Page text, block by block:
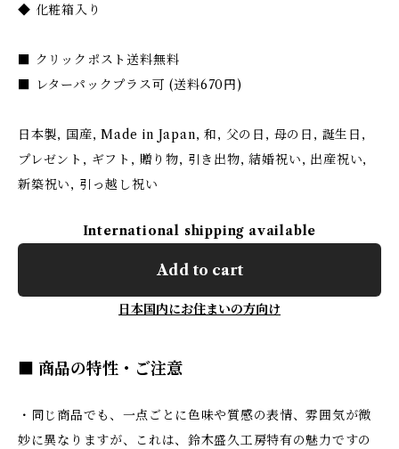
◆ 化粧箱入り
■ クリックポスト送料無料
■ レターパックプラス可 (送料670円)
日本製, 国産, Made in Japan, 和, 父の日, 母の日, 誕生日,
プレゼント, ギフト, 贈り物, 引き出物, 結婚祝い, 出産祝い,
新築祝い, 引っ越し祝い
International shipping available
Add to cart
日本国内にお住まいの方向け
■ 商品の特性・ご注意
・同じ商品でも、一点ごとに色味や質感の表情、雰囲気が微
妙に異なりますが、これは、鈴木盛久工房特有の魅力ですの